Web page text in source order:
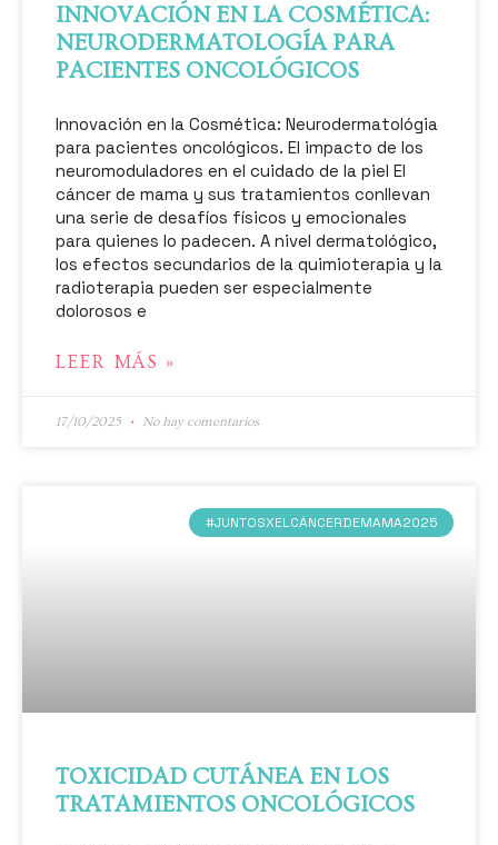
INNOVACIÓN EN LA COSMÉTICA:
NEURODERMATOLOGÍA PARA
PACIENTES ONCOLÓGICOS
Innovación en la Cosmética: Neurodermatológia
para pacientes oncológicos. El impacto de los
neuromoduladores en el cuidado de la piel El
cáncer de mama y sus tratamientos conllevan
una serie de desafíos físicos y emocionales
para quienes lo padecen. A nivel dermatológico,
los efectos secundarios de la quimioterapia y la
radioterapia pueden ser especialmente
dolorosos e
LEER MÁS »
17/10/2025 No hay comentarios
#JUNTOSXELCÁNCERDEMAMA2025
TOXICIDAD CUTÁNEA EN LOS
TRATAMIENTOS ONCOLÓGICOS